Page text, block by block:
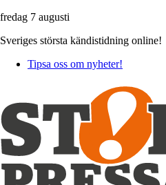
fredag 7 augusti
Sveriges största kändistidning online!
Tipsa oss om nyheter!